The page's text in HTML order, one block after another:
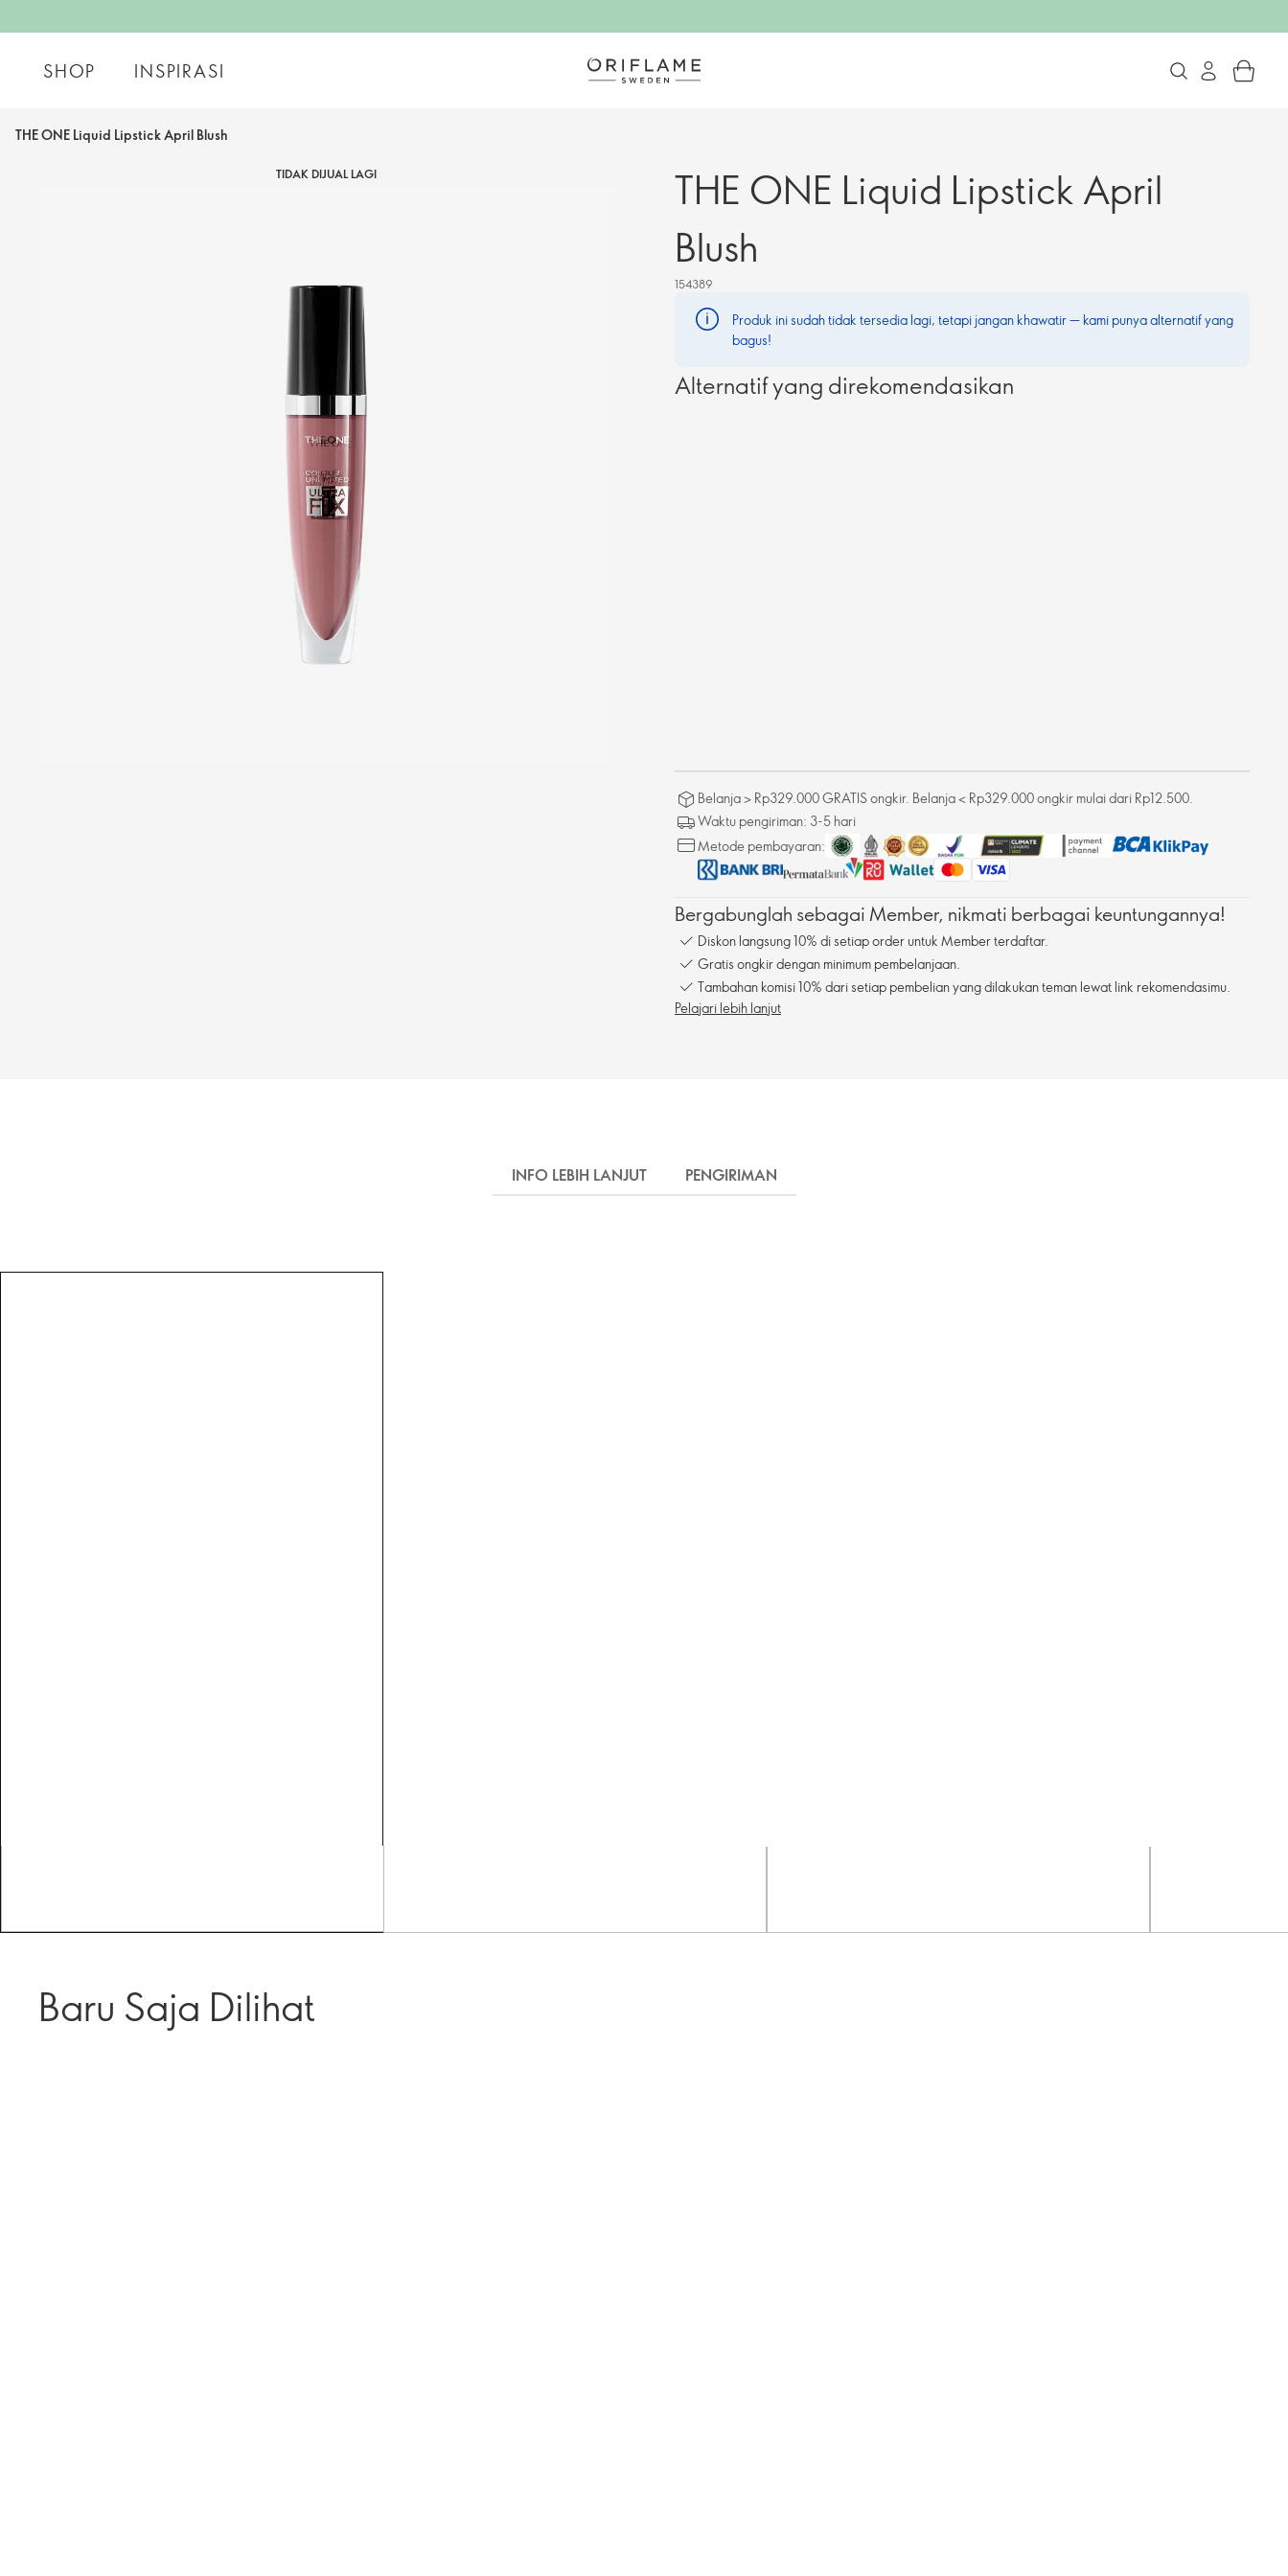
SHOP INSPIRASI
THE ONE Liquid Lipstick April Blush
TIDAK DIJUAL LAGI
THE ONE Liquid Lipstick April
Blush
154389
Produk ini sudah tidak tersedia lagi, tetapi jangan khawatir — kami punya alternatif yang
bagus!
Alternatif yang direkomendasikan
Belanja > Rp329.000 GRATIS ongkir. Belanja < Rp329.000 ongkir mulai dari Rp12.500.
Waktu pengiriman: 3-5 hari
Metode pembayaran:
Bergabunglah sebagai Member, nikmati berbagai keuntungannya!
Diskon langsung 10% di setiap order untuk Member terdaftar.
Gratis ongkir dengan minimum pembelanjaan.
Tambahan komisi 10% dari setiap pembelian yang dilakukan teman lewat link rekomendasimu.
Pelajari lebih lanjut
INFO LEBIH LANJUT PENGIRIMAN
Baru Saja Dilihat